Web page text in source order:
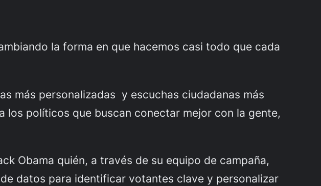
la forma en que hacemos casi todo que cada
más personalizadas y escuchas ciudadanas más
los políticos que buscan conectar mejor con la gente,
Obama quién, a través de su equipo de campaña,
datos para identificar votantes clave y personalizar